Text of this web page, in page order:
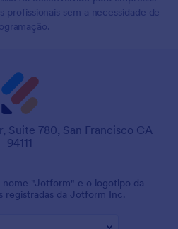
profissionais sem a necessidade de
Suite 780, San Francisco CA
94111
"Jotform" e o logotipo da
registradas da Jotform Inc.